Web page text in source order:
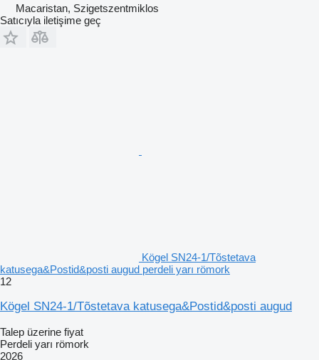
Macaristan, Szigetszentmiklos
Satıcıyla iletişime geç
Kögel SN24-1/Tõstetava
katusega&Postid&posti augud perdeli yarı römork
12
Kögel SN24-1/Tõstetava katusega&Postid&posti augud
Talep üzerine fiyat
Perdeli yarı römork
2026